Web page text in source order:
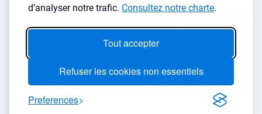
d’analyser notre trafic. Consultez notre charte.
Tout accepter
Refuser les cookies non essentiels
Preferences